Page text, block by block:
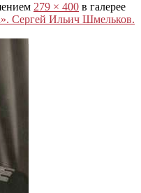
279 × 400 в галерее
Сергей Ильич Шмельков.